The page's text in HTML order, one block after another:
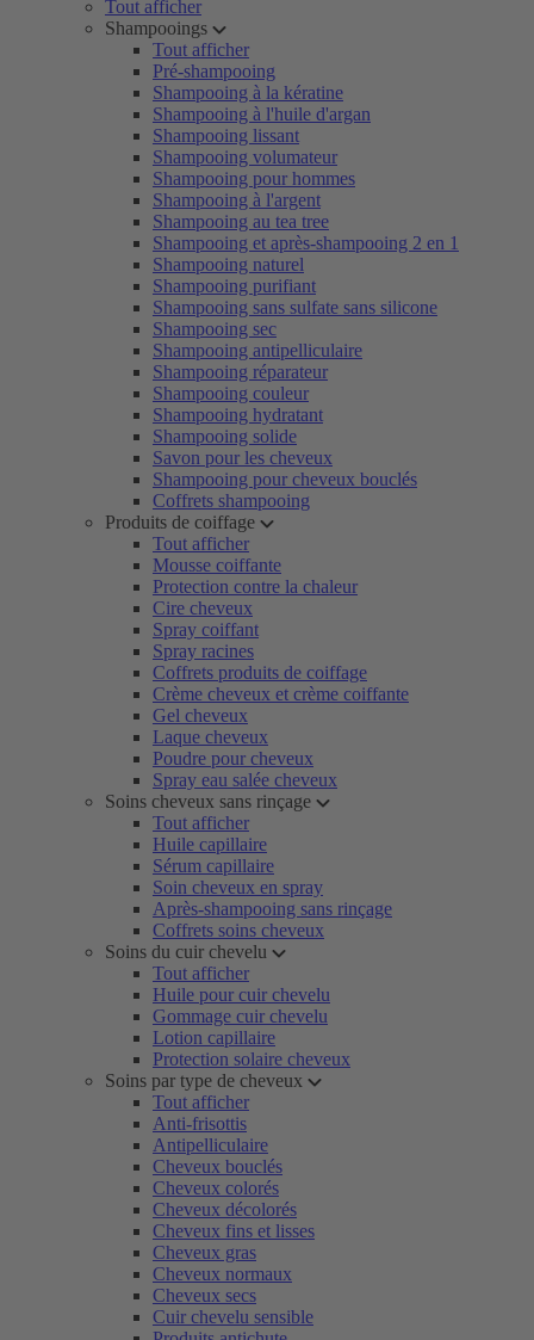
Tout afficher
Shampooings
Tout afficher
Pré-shampooing
Shampooing à la kératine
Shampooing à l'huile d'argan
Shampooing lissant
Shampooing volumateur
Shampooing pour hommes
Shampooing à l'argent
Shampooing au tea tree
Shampooing et après-shampooing 2 en 1
Shampooing naturel
Shampooing purifiant
Shampooing sans sulfate sans silicone
Shampooing sec
Shampooing antipelliculaire
Shampooing réparateur
Shampooing couleur
Shampooing hydratant
Shampooing solide
Savon pour les cheveux
Shampooing pour cheveux bouclés
Coffrets shampooing
Produits de coiffage
Tout afficher
Mousse coiffante
Protection contre la chaleur
Cire cheveux
Spray coiffant
Spray racines
Coffrets produits de coiffage
Crème cheveux et crème coiffante
Gel cheveux
Laque cheveux
Poudre pour cheveux
Spray eau salée cheveux
Soins cheveux sans rinçage
Tout afficher
Huile capillaire
Sérum capillaire
Soin cheveux en spray
Après-shampooing sans rinçage
Coffrets soins cheveux
Soins du cuir chevelu
Tout afficher
Huile pour cuir chevelu
Gommage cuir chevelu
Lotion capillaire
Protection solaire cheveux
Soins par type de cheveux
Tout afficher
Anti-frisottis
Antipelliculaire
Cheveux bouclés
Cheveux colorés
Cheveux décolorés
Cheveux fins et lisses
Cheveux gras
Cheveux normaux
Cheveux secs
Cuir chevelu sensible